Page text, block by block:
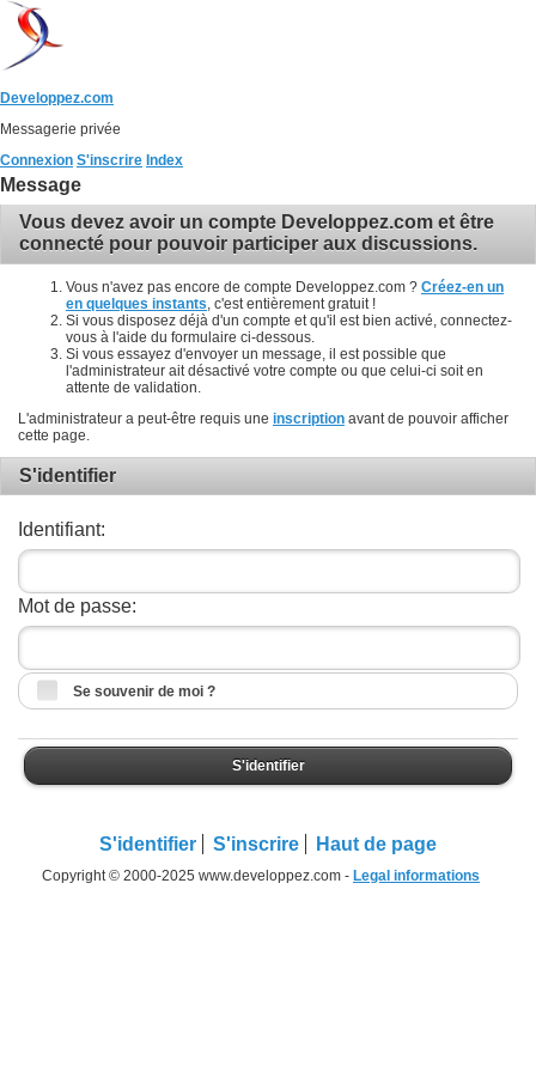
Developpez.com
Messagerie privée
Connexion S'inscrire Index
Message
Vous devez avoir un compte Developpez.com et être
connecté pour pouvoir participer aux discussions.
Vous n'avez pas encore de compte Developpez.com ? Créez-en un
en quelques instants , c'est entièrement gratuit !
Si vous disposez déjà d'un compte et qu'il est bien activé, connectez-
vous à l'aide du formulaire ci-dessous.
Si vous essayez d'envoyer un message, il est possible que
l'administrateur ait désactivé votre compte ou que celui-ci soit en
attente de validation.
L'administrateur a peut-être requis une inscription avant de pouvoir afficher
cette page.
S'identifier
Identifiant:
Mot de passe:
Se souvenir de moi ?
S'identifier
S'identifier S'inscrire Haut de page
Copyright © 2000-2025 www.developpez.com - Legal informations